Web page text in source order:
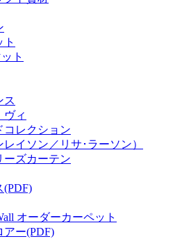
ト
ト
ス
ヴィ
コレクション
レイソン／リサ･ラーソン）
ーズカーテン
(PDF)
オーダーカーペット
アー(PDF)